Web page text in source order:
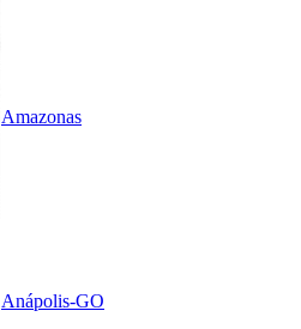
Amazonas
Anápolis-GO